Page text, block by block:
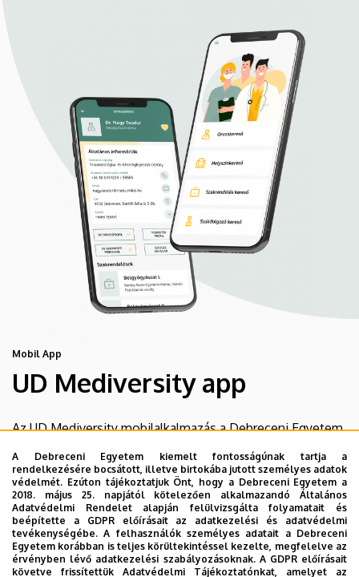
A Debreceni Egyetem kiemelt fontosságúnak tartja a
rendelkezésére bocsátott, illetve birtokába jutott személyes adatok
védelmét. Ezúton tájékoztatjuk Önt, hogy a Debreceni Egyetem a
2018. május 25. napjától kötelezően alkalmazandó Általános
Adatvédelmi Rendelet alapján felülvizsgálta folyamatait és
beépítette a GDPR előírásait az adatkezelési és adatvédelmi
tevékenységébe. A felhasználók személyes adatait a Debreceni
Egyetem korábban is teljes körültekintéssel kezelte, megfelelve az
érvényben lévő adatkezelési szabályozásoknak. A GDPR előírásait
követve frissítettük Adatvédelmi Tájékoztatónkat, amelyet az
Mobil App
UD Mediversity app
Az UD Mediversity mobilalkalmazás a Debreceni Egyetem
előremutató fejlesztése, melynek célja, hogy a betegek
és a hozzátartozók egyszerűen, gyorsan
eligazodhassanak a Klinikai Központ szolgáltatásai
között, mert az Ön egészsége a mi prioritásunk. A
Debreceni Egyetem egészségügyi ellátáskereső
alkalmazása lehetővé teszi felhasználói számára az
egyetem egészségügyi információihoz való naprakész